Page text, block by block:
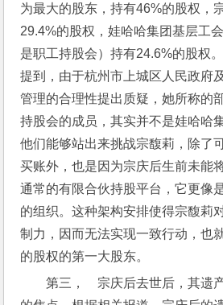
为最大的股东，持有46%的股权，
29.4%的股权，娃哈哈集团基层工
是职工持股会）持有24.6%的股权
提到，由于杭州市上城区人民政府
管理的合理性提出质疑，她所称的
持股会的成员，其实并不是娃哈哈
他们能够站出来挑战宗馥莉，除了
买账外，也是因为宗庆后生前未能
通常的有限合伙持股平台，它更像
的组织。这种架构安排使得宗馥莉
制力，因而无法实现一致行动，也
的股权的第一大股东。
第三，    宗庆后去世后，其遗